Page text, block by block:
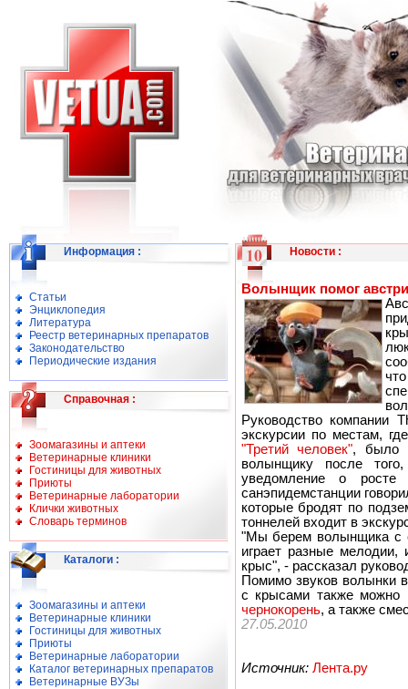
Информация :
Статьи
Энциклопедия
Литература
Реестр ветеринарных препаратов
Законодательство
Периодические издания
Справочная :
Зоомагазины и аптеки
Ветеринарные клиники
Гостиницы для животных
Приюты
Ветеринарные лаборатории
Клички животных
Словарь терминов
Каталоги :
Зоомагазины и аптеки
Ветеринарные клиники
Гостиницы для животных
Приюты
Ветеринарные лаборатории
Каталог ветеринарных препаратов
Ветеринарные ВУЗы
Новости:
Волынщик помог
Руководство компании
экскурсии по местам,
"Третий человек", было
волынщику после
уведомление о
санэпидемстанции
которые бродят по
тоннелей входит в
"Мы берем волынщика с
играет разные мелодии,
крыс", - рассказал
Помимо звуков волынки
с крысами также можно
чернокорень, а также
27.05.2010
Источник: Лента.ру